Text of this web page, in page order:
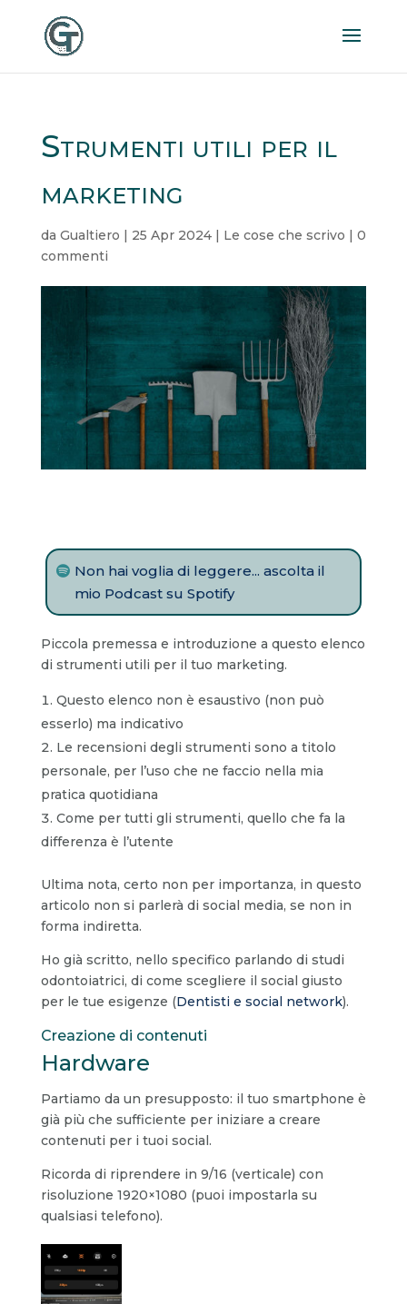
Strumenti utili per il
marketing
da Gualtiero | 25 Apr 2024| Le cose che scrivo | 0
commenti
Non hai voglia di leggere... ascolta il
mio Podcast su Spotify
Piccola premessa e introduzione a questo elenco
di strumenti utili per il tuo marketing.
Questo elenco non è esaustivo (non può
esserlo) ma indicativo
Le recensioni degli strumenti sono a titolo
personale, per l’uso che ne faccio nella mia
pratica quotidiana
Come per tutti gli strumenti, quello che fa la
differenza è l’utente
Ultima nota, certo non per importanza, in questo
articolo non si parlerà di social media, se non in
forma indiretta.
Ho già scritto, nello specifico parlando di studi
odontoiatrici, di come scegliere il social giusto
per le tue esigenze (Dentisti e social network).
Creazione di contenuti
Hardware
Partiamo da un presupposto: il tuo smartphone è
già più che sufficiente per iniziare a creare
contenuti per i tuoi social.
Ricorda di riprendere in 9/16 (verticale) con
risoluzione 1920×1080 (puoi impostarla su
qualsiasi telefono).